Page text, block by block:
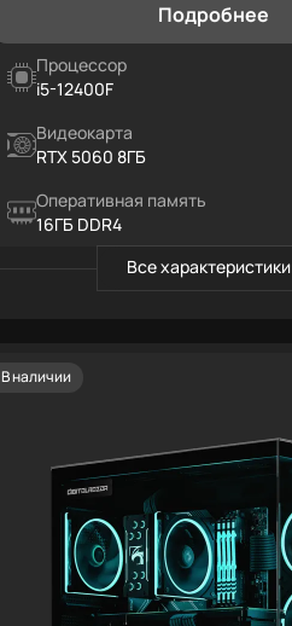
Подробнее
Процессор
i5-12400F
Видеокарта
RTX 5060 8ГБ
Оперативная память
16ГБ DDR4
Все характеристики
В наличии